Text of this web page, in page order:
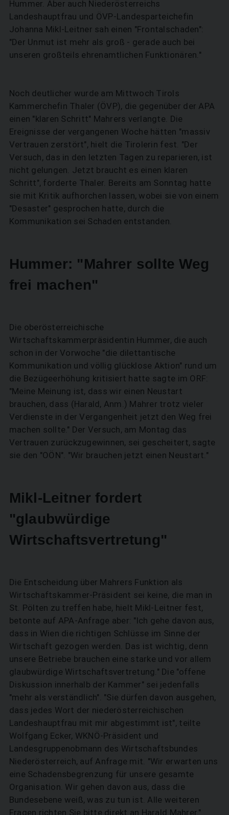
Hummer. Aber auch Niederösterreichs
Landeshauptfrau und ÖVP-Landesparteichefin
Johanna Mikl-Leitner sah einen "Frontalschaden":
"Der Unmut ist mehr als groß - gerade auch bei
unseren großteils ehrenamtlichen Funktionären."
Noch deutlicher wurde am Mittwoch Tirols
Kammerchefin Thaler (ÖVP), die gegenüber der APA
einen "klaren Schritt" Mahrers verlangte. Die
Ereignisse der vergangenen Woche hätten "massiv
Vertrauen zerstört", hielt die Tirolerin fest. "Der
Versuch, das in den letzten Tagen zu reparieren, ist
nicht gelungen. Jetzt braucht es einen klaren
Schritt", forderte Thaler. Bereits am Sonntag hatte
sie mit Kritik aufhorchen lassen, wobei sie von einem
"Desaster" gesprochen hatte, durch die
Kommunikation sei Schaden entstanden.
Hummer: "Mahrer sollte Weg
frei machen"
Die oberösterreichische
Wirtschaftskammerpräsidentin Hummer, die auch
schon in der Vorwoche "die dilettantische
Kommunikation und völlig glücklose Aktion" rund um
die Bezügeerhöhung kritisiert hatte sagte im ORF:
"Meine Meinung ist, dass wir einen Neustart
brauchen, dass (Harald, Anm.) Mahrer trotz vieler
Verdienste in der Vergangenheit jetzt den Weg frei
machen sollte." Der Versuch, am Montag das
Vertrauen zurückzugewinnen, sei gescheitert, sagte
sie den "OÖN". "Wir brauchen jetzt einen Neustart."
Mikl-Leitner fordert
"glaubwürdige
Wirtschaftsvertretung"
Die Entscheidung über Mahrers Funktion als
Wirtschaftskammer-Präsident sei keine, die man in
St. Pölten zu treffen habe, hielt Mikl-Leitner fest,
betonte auf APA-Anfrage aber: "Ich gehe davon aus,
dass in Wien die richtigen Schlüsse im Sinne der
Wirtschaft gezogen werden. Das ist wichtig, denn
unsere Betriebe brauchen eine starke und vor allem
glaubwürdige Wirtschaftsvertretung." Die "offene
Diskussion innerhalb der Kammer" sei jedenfalls
"mehr als verständlich". "Sie dürfen davon ausgehen,
dass jedes Wort der niederösterreichischen
Landeshauptfrau mit mir abgestimmt ist", teilte
Wolfgang Ecker, WKNÖ-Präsident und
Landesgruppenobmann des Wirtschaftsbundes
Niederösterreich, auf Anfrage mit. "Wir erwarten uns
eine Schadensbegrenzung für unsere gesamte
Organisation. Wir gehen davon aus, dass die
Bundesebene weiß, was zu tun ist. Alle weiteren
Fragen richten Sie bitte direkt an Harald Mahrer."